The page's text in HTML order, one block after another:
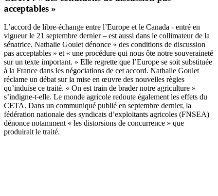
acceptables »
L’accord de libre-échange entre l’Europe et le Canada - entré en
vigueur le 21 septembre dernier – est aussi dans le collimateur de la
sénatrice. Nathalie Goulet dénonce « des conditions de discussion
pas acceptables » et « une procédure qui nous ôte notre souveraineté
sur un texte important. » Elle regrette que l’Europe se soit substituée
à la France dans les négociations de cet accord. Nathalie Goulet
réclame un débat sur la mise en œuvre des nouvelles règles
qu’induise ce traité. « On est train de brader notre agriculture »
s’indigne-t-elle. Le monde agricole redoute également les effets du
CETA. Dans un communiqué publié en septembre dernier, la
fédération nationale des syndicats d’exploitants agricoles (FNSEA)
dénonce notamment « les distorsions de concurrence » que
produirait le traité.